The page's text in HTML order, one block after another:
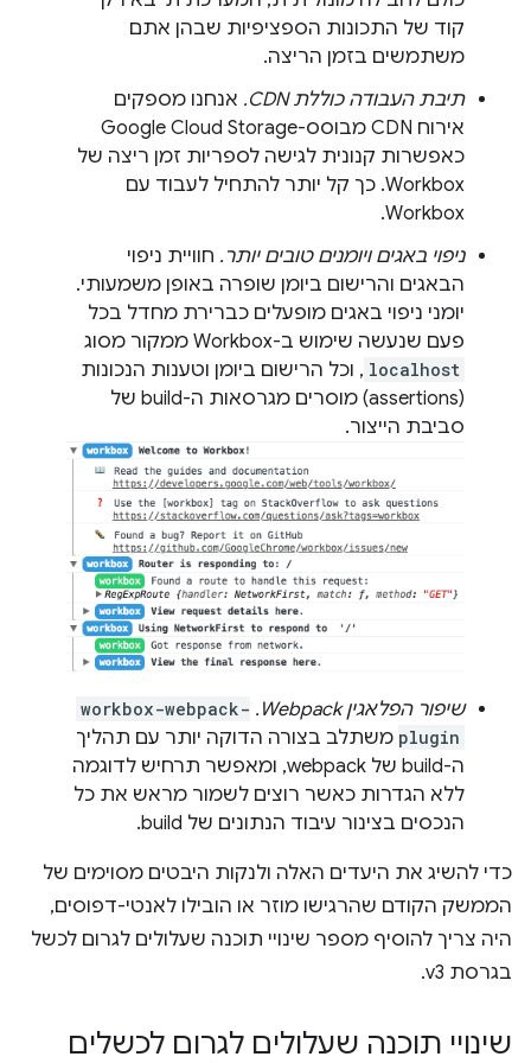
קוד של התכונות הספציפיות שבהן אתם
משתמשים בזמן הריצה.
תיבת העבודה כוללת CDN.
אנחנו מספקים
אירוח CDN מבוסס-Google Cloud Storage
כאפשרות קנונית לגישה לספריות זמן ריצה של
Workbox. כך קל יותר להתחיל לעבוד עם
Workbox.
ניפוי באגים ויומנים טובים יותר. חוויית ניפוי
הבאגים והרישום ביומן שופרה באופן משמעותי.
יומני ניפוי באגים מופעלים כברירת מחדל בכל
פעם שנעשה שימוש ב-Workbox ממקור מסוג
localhost , וכל הרישום ביומן וטענות הנכונות
(assertions) מוסרים מגרסאות ה-build של
סביבת הייצור.
שיפור הפלאגין Webpack.
workbox-webpack-
plugin משתלב בצורה הדוקה יותר עם תהליך
ה-build של webpack, ומאפשר תרחיש לדוגמה
ללא הגדרות כאשר רוצים לשמור מראש את כל
הנכסים בצינור עיבוד הנתונים של build.
כדי להשיג את היעדים האלה ולנקות היבטים מסוימים של
הממשק הקודם שהרגישו מוזר או הובילו לאנטי-דפוסים,
היה צריך להוסיף מספר שינויי תוכנה שעלולים לגרום לכשל
בגרסת v3.
שינויי תוכנה שעלולים לגרום לכשלים